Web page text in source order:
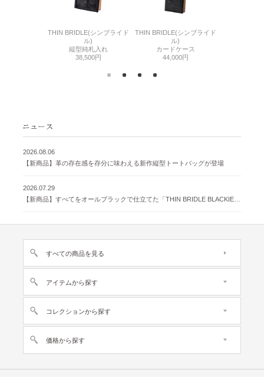
THIN BRIDLE(シンブライド
ル)
縦型純札入れ
38,500円
THIN BRIDLE(シンブライド
ル)
カードケース
44,000円
2026.08.06
【新商品】革の存在感を存分に味わえる新作縦型トートバッグが登場
2026.07.29
すべての商品を見る
アイテムから探す
コレクションから探す
価格から探す